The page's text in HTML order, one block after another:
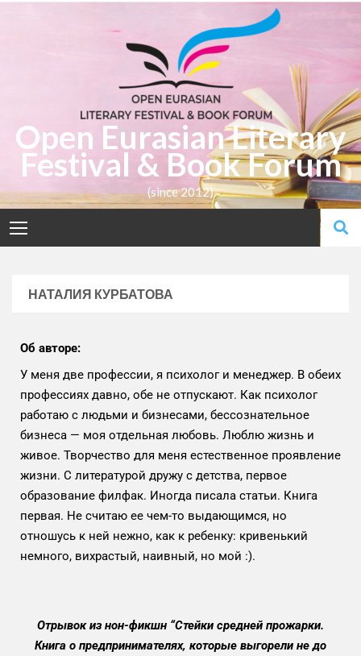
Open Eurasian Literary
Festival & Book Forum
(since 2012)
НАТАЛИЯ КУРБАТОВА
Об авторе:
У меня две профессии, я психолог и менеджер. В обеих
профессиях давно, обе не отпускают. Как психолог
работаю с людьми и бизнесами, бессознательное
бизнеса — моя отдельная любовь. Люблю жизнь и
живое. Творчество для меня естественное проявление
жизни. С литературой дружу с детства, первое
образование филфак. Иногда писала статьи. Книга
первая. Не считаю ее чем-то выдающимся, но
отношусь к ней нежно, как к ребенку: кривенький
немного, вихрастый, наивный, но мой :).
Отрывок из нон-фикшн “Стейки средней прожарки.
Книга о предпринимателях, которые выгорели не до